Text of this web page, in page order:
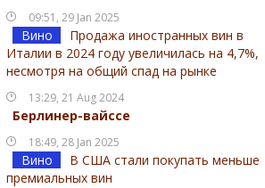
09:51, 29 Jan 2025
Вино
Продажа иностранных вин в
Италии в 2024 году увеличилась на 4,7%,
несмотря на общий спад на рынке
13:29, 21 Aug 2024
Берлинер-вайссе
18:49, 28 Jan 2025
Вино
В США стали покупать меньше
премиальных вин